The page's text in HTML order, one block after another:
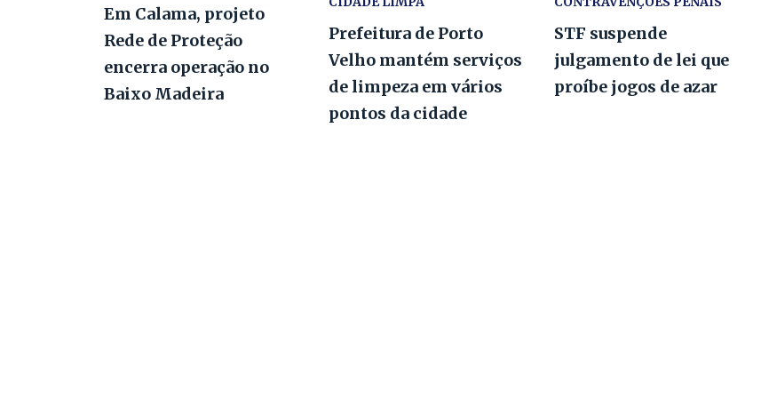
Em Calama, projeto
Rede de Proteção
encerra operação no
Baixo Madeira
Prefeitura de Porto
Velho mantém serviços
de limpeza em vários
pontos da cidade
STF suspende
julgamento de lei que
proíbe jogos de azar